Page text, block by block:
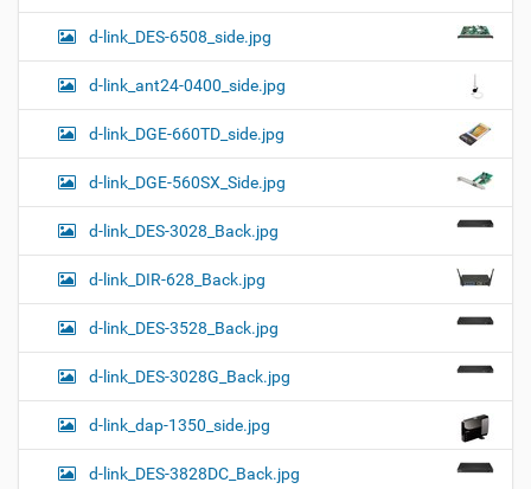
d-link_DES-6508_side.jpg
d-link_ant24-0400_side.jpg
d-link_DGE-660TD_side.jpg
d-link_DGE-560SX_Side.jpg
d-link_DES-3028_Back.jpg
d-link_DIR-628_Back.jpg
d-link_DES-3528_Back.jpg
d-link_DES-3028G_Back.jpg
d-link_dap-1350_side.jpg
d-link_DES-3828DC_Back.jpg